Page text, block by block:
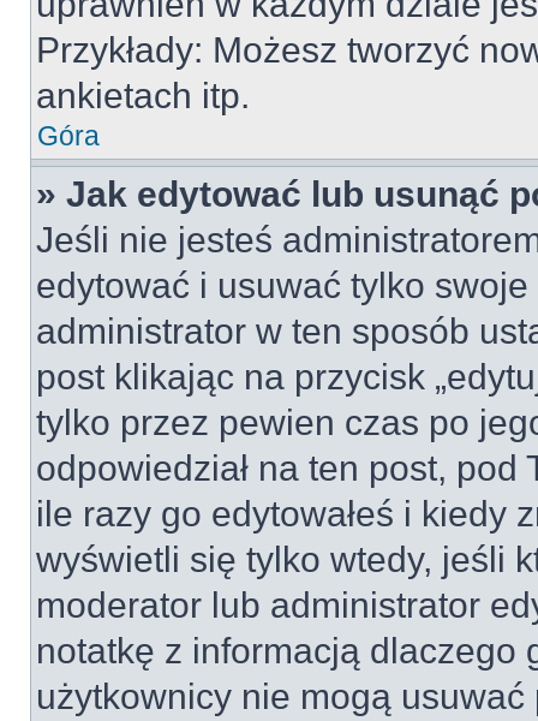
Przykłady: Możesz tworzyć
ankietach itp.
Góra
» Jak edytować lub usunąć
Jeśli nie jesteś
edytować i usuwać tylko
administrator w ten sposób
post klikając na przycisk
tylko przez pewien czas po
odpowiedział na ten post,
ile razy go edytowałeś i kiedy
wyświetli się tylko wtedy, jeśli
moderator lub administrator
notatkę z informacją dlaczego
użytkownicy nie mogą